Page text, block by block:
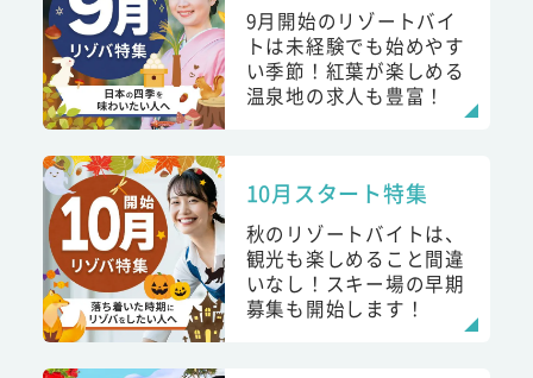
9月開始のリゾートバイ
トは未経験でも始めやす
い季節！紅葉が楽しめる
温泉地の求人も豊富！
10月スタート特集
秋のリゾートバイトは、
観光も楽しめること間違
いなし！スキー場の早期
募集も開始します！